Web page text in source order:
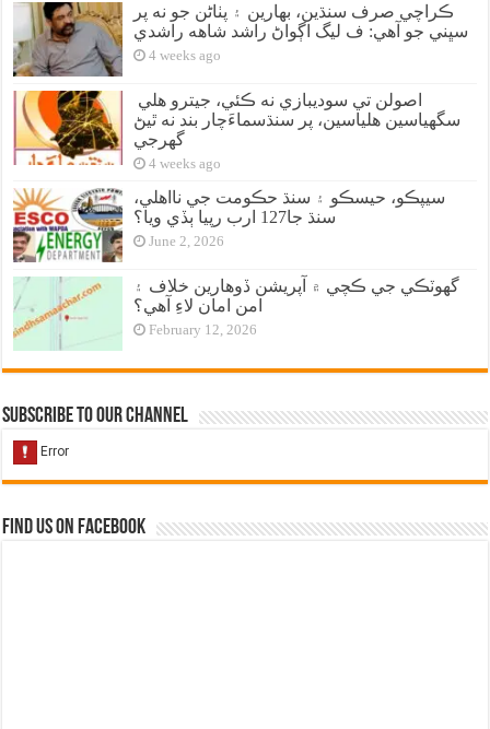
ڪراچي صرف سنڌين، بهارين ۽ پٺاڻن جو نه پر
سڀني جو آهي: ف ليگ اڳواڻ راشد شاهه راشدي
4 weeks ago
سگهياسين هلياسين، پر سنڌسماءَچار بند نه ٿيڻ
گهرجي
4 weeks ago
سيپڪو، حيسڪو ۽ سنڌ حڪومت جي نااهلي،
سنڌ جا127 ارب رپيا ٻڏي ويا؟
June 2, 2026
گهوٽڪي جي ڪچي ۾ آپريشن ڏوهارين خلاف ۽
امن امان لاءِ آهي؟
February 12, 2026
Subscribe to our Channel
Find us on Facebook